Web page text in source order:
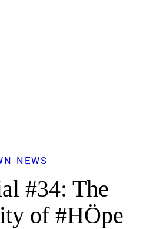
NEWS
#34: The
of #HÖpe